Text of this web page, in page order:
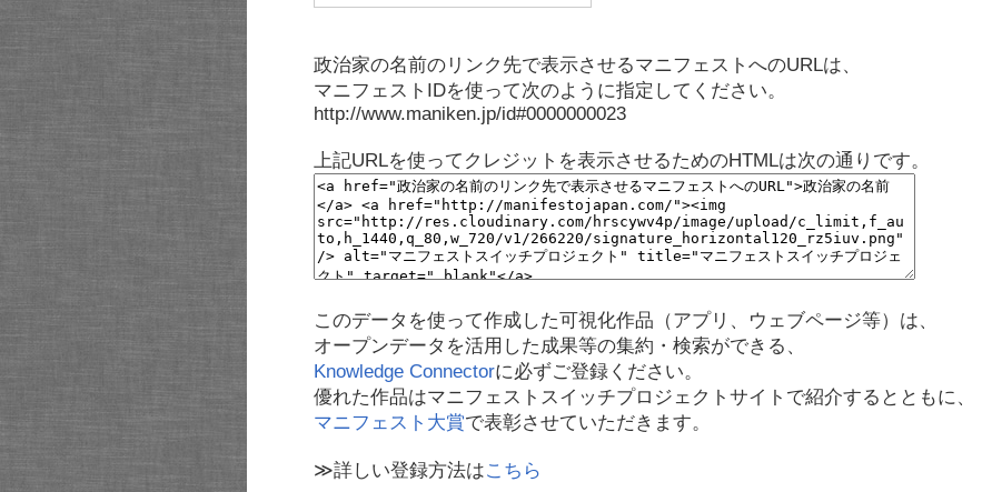
政治家の名前のリンク先で表示させるマニフェストへのURLは、
マニフェストIDを使って次のように指定してください。
http://www.maniken.jp/id#0000000023
上記URLを使ってクレジットを表示させるためのHTMLは次の通りです。
このデータを使って作成した可視化作品（アプリ、ウェブページ等）は、
オープンデータを活用した成果等の集約・検索ができる、
Knowledge Connectorに必ずご登録ください。
優れた作品はマニフェストスイッチプロジェクトサイトで紹介するとともに、
マニフェスト大賞で表彰させていただきます。
≫詳しい登録方法はこちら